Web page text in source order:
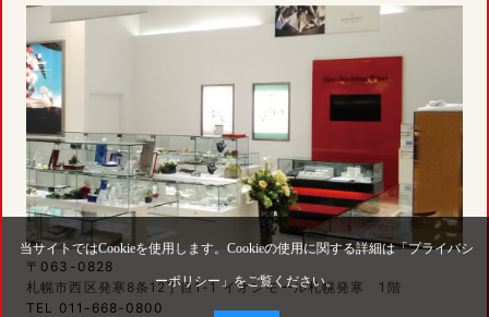
〒063-0828
札幌市西区発寒8条12丁目1-1 イオンモール札幌発寒 1階
TEL 011-668-0800
当サイトではCookieを使用します。Cookieの使用に関する詳細は「プライバシ
ーポリシー 」をご覧ください。